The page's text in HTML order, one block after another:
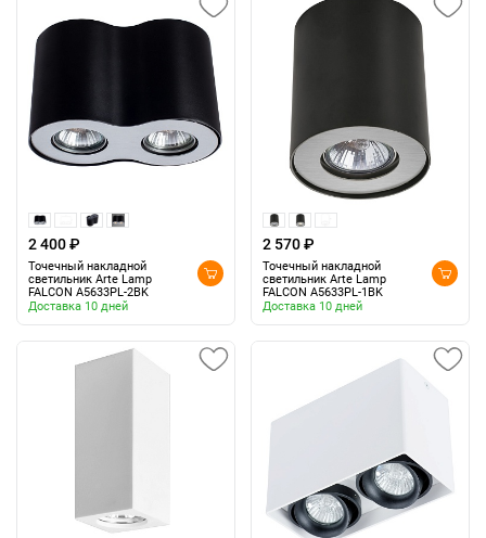
2 400 ₽
Точечный накладной
светильник Arte Lamp
FALCON A5633PL-2BK
Доставка 10 дней
2 570 ₽
Точечный накладной
светильник Arte Lamp
FALCON A5633PL-1BK
Доставка 10 дней